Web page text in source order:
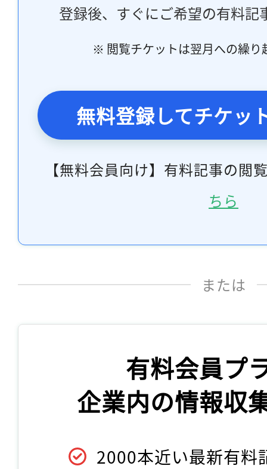
登録後、すぐにご希望の有料記
※ 閲覧チケットは翌月への繰り
無料登録してチケッ
【無料会員向け】有料記事の閲
ちら
または
有料会員プ
企業内の情報収
2000本近い最新有料